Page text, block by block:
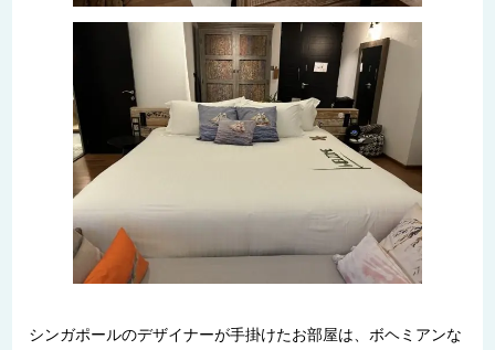
シンガポールのデザイナーが手掛けたお部屋は、ボヘミアンな